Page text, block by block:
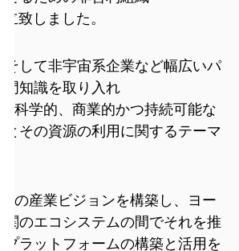
によって保護されています。
する Google プライバシー ポリシーと利
致しました。
して非宇宙系企業など幅広いパ
知識を取り入れ
は科学的、商業的かつ持続可能な
その資源の利用に関するテーマ
の産業ビジョンを構築し、ヨー
関のエコシステムの間でそれを推
ラットフォームの構築と活用を